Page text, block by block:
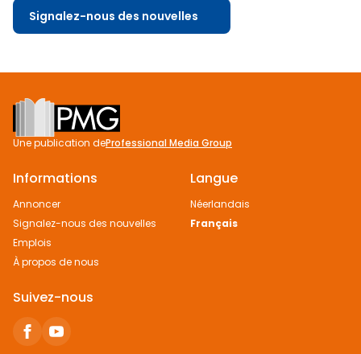
Signalez-nous des nouvelles
Footer
Une publication deProfessional Media Group
Informations
Annoncer
Signalez-nous des nouvelles
Emplois
À propos de nous
Langue
Néerlandais
Français
Suivez-nous